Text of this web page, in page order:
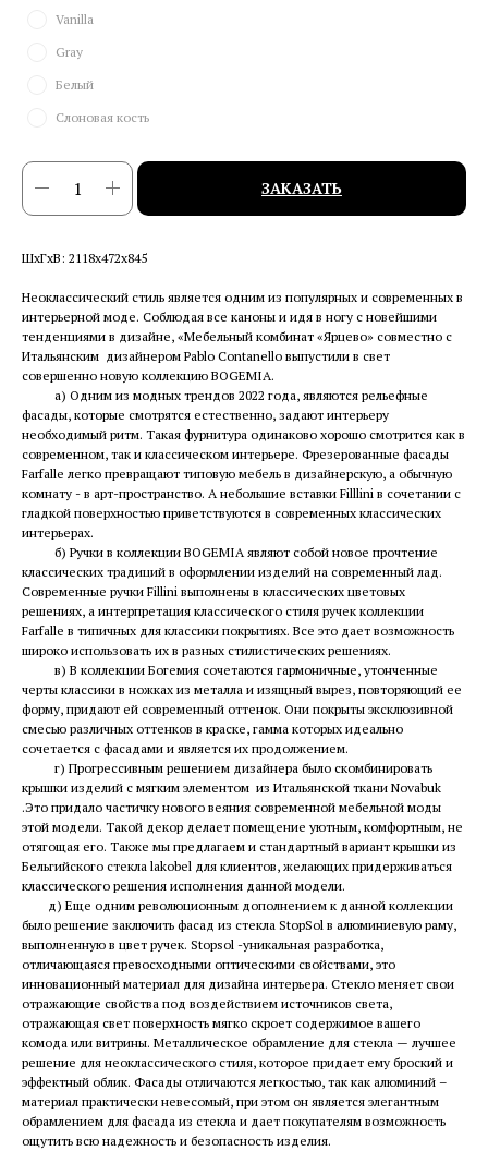
Vanilla
Gray
Белый
Слоновая кость
ЗАКАЗАТЬ
ШхГхВ: 2118х472х845
Неоклассический стиль является одним из популярных и современных в
интерьерной моде. Соблюдая все каноны и идя в ногу с новейшими
тенденциями в дизайне, «Мебельный комбинат «Ярцево» совместно с
Итальянским дизайнером Pablo Contanello выпустили в свет
совершенно новую коллекцию BOGEMIA.
а) Одним из модных трендов 2022 года, являются рельефные
фасады, которые смотрятся естественно, задают интерьеру
необходимый ритм. Такая фурнитура одинаково хорошо смотрится как в
современном, так и классическом интерьере. Фрезерованные фасады
Farfalle легко превращают типовую мебель в дизайнерскую, а обычную
комнату - в арт-пространство. А небольшие вставки Filllini в сочетании с
гладкой поверхностью приветствуются в современных классических
интерьерах.
б) Ручки в коллекции BOGEMIA являют собой новое прочтение
классических традиций в оформлении изделий на современный лад.
Современные ручки Fillini выполнены в классических цветовых
решениях, а интерпретация классического стиля ручек коллекции
Farfalle в типичных для классики покрытиях. Все это дает возможность
широко использовать их в разных стилистических решениях.
в) В коллекции Богемия сочетаются гармоничные, утонченные
черты классики в ножках из металла и изящный вырез, повторяющий ее
форму, придают ей современный оттенок. Они покрыты эксклюзивной
смесью различных оттенков в краске, гамма которых идеально
сочетается с фасадами и является их продолжением.
г) Прогрессивным решением дизайнера было скомбинировать
крышки изделий с мягким элементом из Итальянской ткани Novabuk
.Это придало частичку нового веяния современной мебельной моды
этой модели. Такой декор делает помещение уютным, комфортным, не
отягощая его. Также мы предлагаем и стандартный вариант крышки из
Бельгийского стекла lakobel для клиентов, желающих придерживаться
классического решения исполнения данной модели.
д) Еще одним революционным дополнением к данной коллекции
было решение заключить фасад из стекла StopSol в алюминиевую раму,
выполненную в цвет ручек. Stopsol -уникальная разработка,
отличающаяся превосходными оптическими свойствами, это
инновационный материал для дизайна интерьера. Стекло меняет свои
отражающие свойства под воздействием источников света,
отражающая свет поверхность мягко скроет содержимое вашего
комода или витрины. Металлическое обрамление для стекла — лучшее
решение для неоклассического стиля, которое придает ему броский и
эффектный облик. Фасады отличаются легкостью, так как алюминий –
материал практически невесомый, при этом он является элегантным
обрамлением для фасада из стекла и дает покупателям возможность
ощутить всю надежность и безопасность изделия.